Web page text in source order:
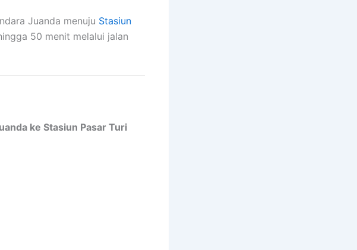
Juanda menuju Stasiun
50 menit melalui jalan
ke Stasiun Pasar Turi